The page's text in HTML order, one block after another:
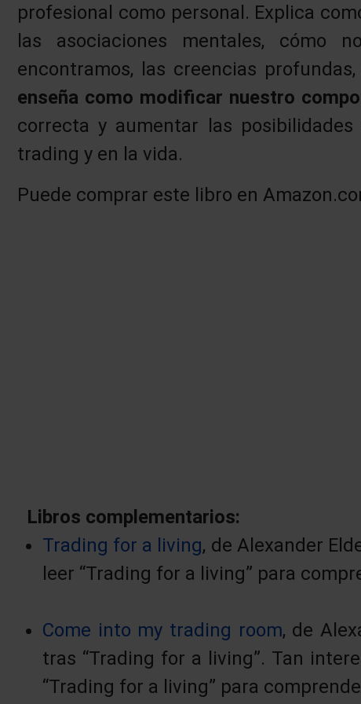
profesional como personal. Explica
las asociaciones mentales,
encontramos, las creencias
enseña como modificar nuestro
correcta y aumentar las posibilidades
trading y en la vida.
Puede comprar este libro en
Libros complementarios:
Trading for a living, de Alexander
leer “Trading for a living” para
Come into my trading room, de
tras “Trading for a living”. Tan
“Trading for a living” para